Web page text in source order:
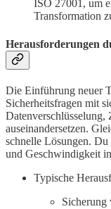
ISO 27001, um
Transformation
Herausforderungen
Die Einführung neuer
Sicherheitsfragen mit
auseinandersetzen.
schnelle Lösungen.
und Geschwindigkeit
Typische
Sicherung